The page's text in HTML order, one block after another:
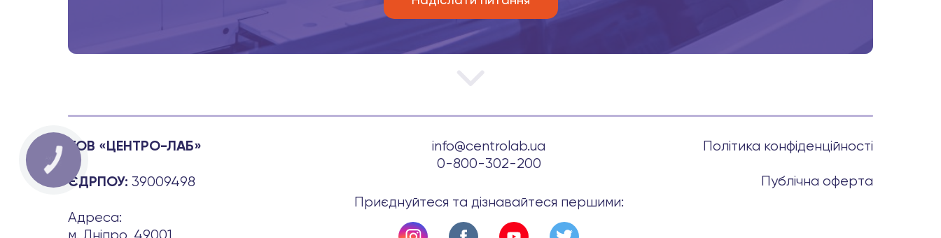
ТОВ «ЦЕНТРО-ЛАБ»
ЄДРПОУ: 39009498
Адреса:
Політика конфіденційності
Публічна оферта
info@centrolab.ua
0-800-302-200
Приєднуйтеся та дізнавайтеся першими: